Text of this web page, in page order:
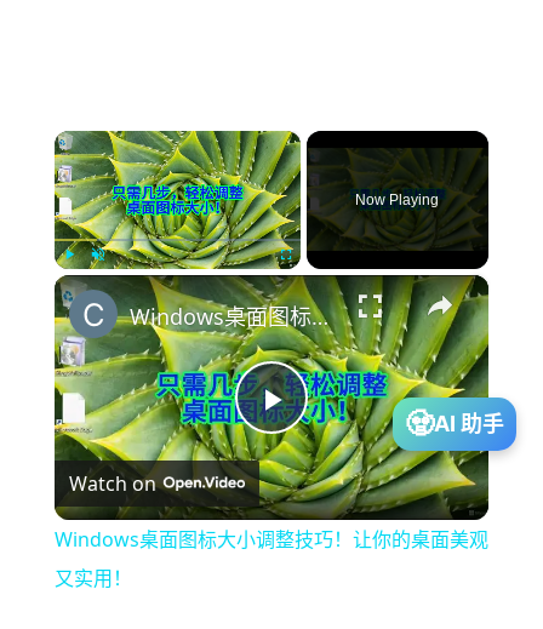
×
Play Fullscreen
Now Playing
×
P
l
Windows桌面图标大小调整技巧！让你的桌面美观又实用！
Watch on
Windows桌面图标大小调整技巧！让你的桌面美观
又实用！
🧟AI 助手